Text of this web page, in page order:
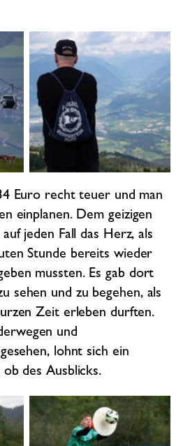
No Caption
Euro recht teuer und man
einplanen. Dem geizigen
jeden Fall das Herz, als
Stunde bereits wieder
mussten. Es gab dort
sehen und zu begehen, als
Zeit erleben durften.
und
lohnt sich ein
des Ausblicks.